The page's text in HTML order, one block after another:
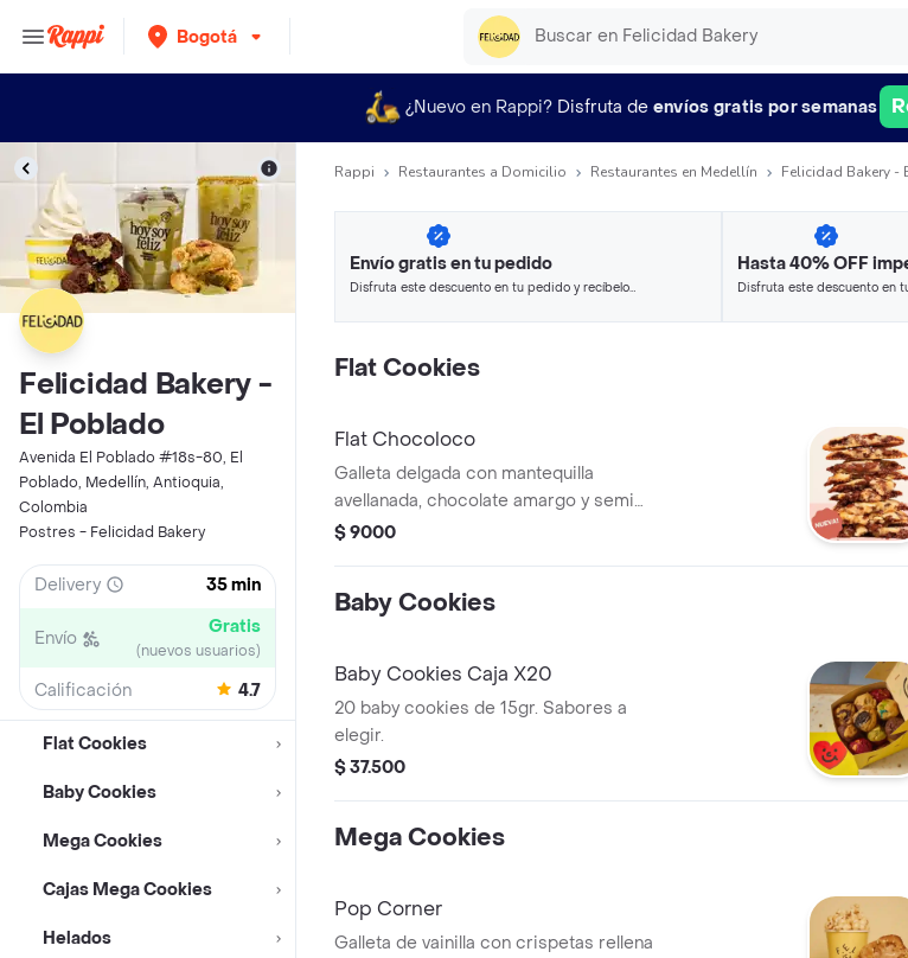
Bogotá
¿Nuevo en Rappi? Disfruta de envíos gratis por semanas
Felicidad Bakery -
El Poblado
Avenida El Poblado #18s-80, El
Poblado, Medellín, Antioquia,
Colombia
Postres - Felicidad Bakery
Delivery 35 min
Envío Gratis
(nuevos usuarios)
Calificación 4.7
Flat Cookies
Baby Cookies
Mega Cookies
Cajas Mega Cookies
Helados
Rappi Restaurantes a Domicilio Restaurantes en Medellín Felicidad Bakery
Envío gratis en tu pedido
Disfruta este descuento en tu pedido y recíbelo
Hasta 40% OFF
Disfruta este descuento en
Flat Cookies
Flat Chocoloco
Galleta delgada con mantequilla
avellanada, chocolate amargo y semi
amargo y sal en escamas
$ 9000
Baby Cookies
Baby Cookies Caja X20
20 baby cookies de 15gr. Sabores a
elegir.
$ 37.500
Mega Cookies
Pop Corner
Galleta de vainilla con crispetas rellena